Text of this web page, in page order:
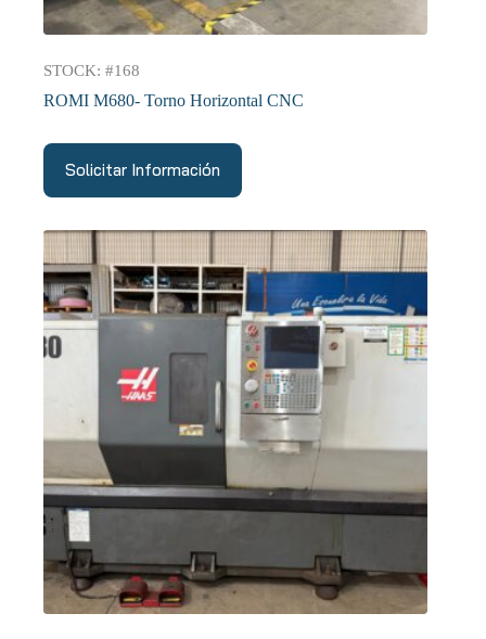
STOCK: #168
ROMI M680- Torno Horizontal CNC
Solicitar Información